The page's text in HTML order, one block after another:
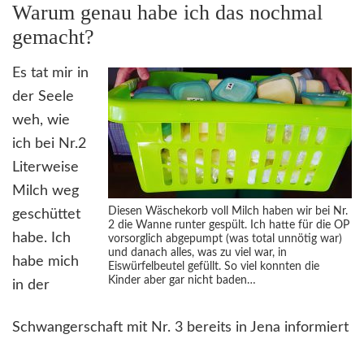
Warum genau habe ich das nochmal
gemacht?
Diesen Wäschekorb voll Milch haben wir bei Nr.
2 die Wanne runter gespült. Ich hatte für die OP
vorsorglich abgepumpt (was total unnötig war)
und danach alles, was zu viel war, in
Eiswürfelbeutel gefüllt. So viel konnten die
Kinder aber gar nicht baden…
Es tat mir in
der Seele
weh, wie
ich bei Nr.2
Literweise
Milch weg
geschüttet
habe. Ich
habe mich
in der
Schwangerschaft mit Nr. 3 bereits in Jena informiert